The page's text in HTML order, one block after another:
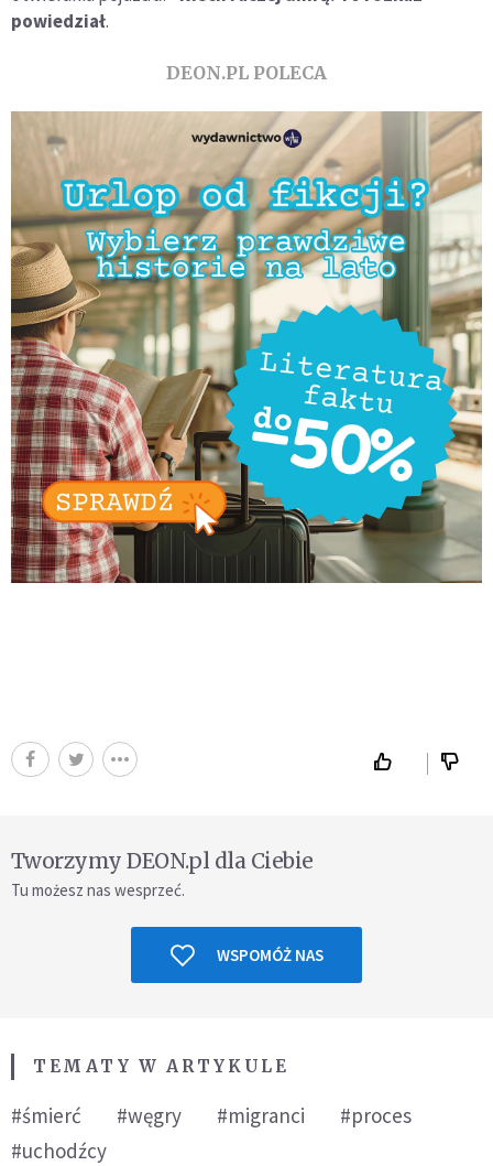
powiedział.
DEON.PL POLECA
Tworzymy DEON.pl dla Ciebie
Tu możesz nas wesprzeć.
WSPOMÓŻ NAS
TEMATY W ARTYKULE
#śmierć #węgry #migranci
#proces
#uchodźcy